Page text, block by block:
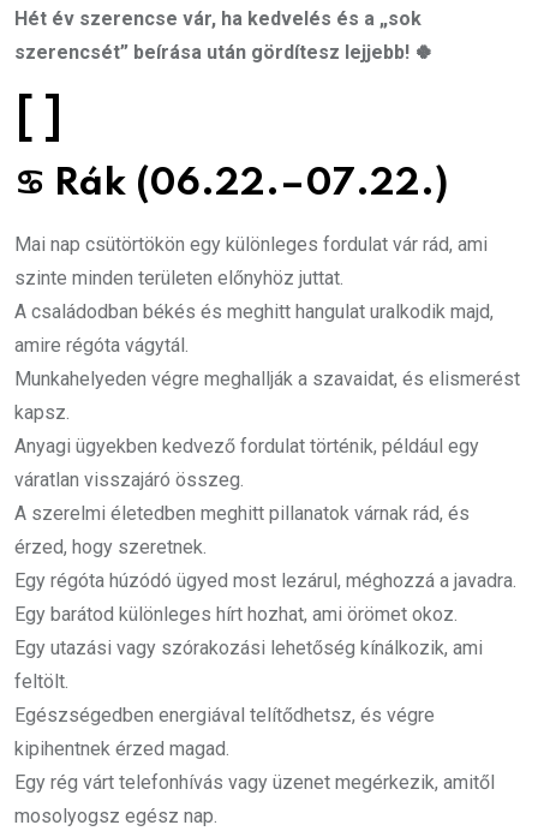
Hét év szerencse vár, ha kedvelés és a „sok
szerencsét” beírása után gördítesz lejjebb! 🍀
♋ Rák (06.22.–07.22.)
Mai nap csütörtökön egy különleges fordulat vár rád, ami
szinte minden területen előnyhöz juttat.
A családodban békés és meghitt hangulat uralkodik majd,
amire régóta vágytál.
Munkahelyeden végre meghallják a szavaidat, és elismerést
kapsz.
Anyagi ügyekben kedvező fordulat történik, például egy
váratlan visszajáró összeg.
A szerelmi életedben meghitt pillanatok várnak rád, és
érzed, hogy szeretnek.
Egy régóta húzódó ügyed most lezárul, méghozzá a javadra.
Egy barátod különleges hírt hozhat, ami örömet okoz.
Egy utazási vagy szórakozási lehetőség kínálkozik, ami
feltölt.
Egészségedben energiával telítődhetsz, és végre
kipihentnek érzed magad.
Egy rég várt telefonhívás vagy üzenet megérkezik, amitől
mosolyogsz egész nap.